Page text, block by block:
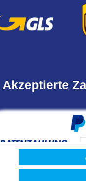
Akzeptierte